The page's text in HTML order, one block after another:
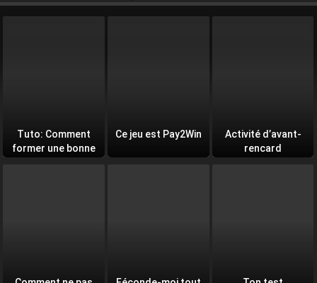
Tuto: Comment
former une bonne
Ce jeu est Pay2Win
Activité d’avant-
rencard